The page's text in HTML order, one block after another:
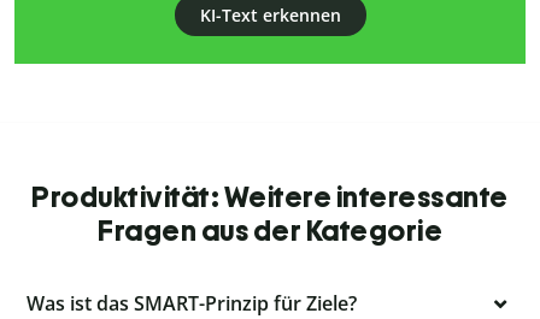
KI-Text erkennen
Produktivität: Weitere interessante
Fragen aus der Kategorie
Was ist das SMART-Prinzip für Ziele?